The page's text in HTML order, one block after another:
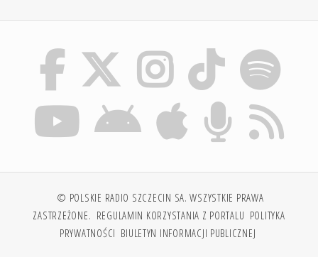
© POLSKIE RADIO SZCZECIN SA. WSZYSTKIE PRAWA
ZASTRZEŻONE. REGULAMIN KORZYSTANIA Z PORTALU POLITYKA
PRYWATNOŚCI BIULETYN INFORMACJI PUBLICZNEJ